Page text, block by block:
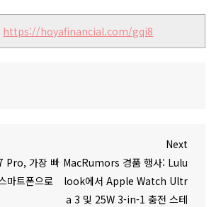
https://hoyafinancial.com/gqi8
Pro, 가장 빠
마트폰으로
N
e
x
t
Next
MacRumors 경품 행사: Lulu
look에서 Apple Watch Ultr
a 3 및 25W 3-in-1 충전 스테